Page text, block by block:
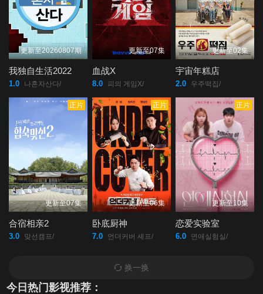
更新至20260807期
我独自生活2022
1.0 나혼자산다/
更新至07集
血战X
8.0 피의 게임X/
更新至02集
宇宙年糕店
2.0 우주떡집/
正片
更新至07集
合宿相亲2
3.0 맞선캠프/
正片
更新至06集
卧底厨神
7.0 언더커버 셰프/
正片
更新至10集
恋爱实验室
6.0 연애실험실/
换一换
今日热门影视推荐：